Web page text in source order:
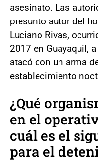
asesinato. Las
presunto autor del
Luciano Rivas,
2017 en Guayaquil,
atacó con un arma
establecimiento
¿Qué
en el
cuál es el
para el